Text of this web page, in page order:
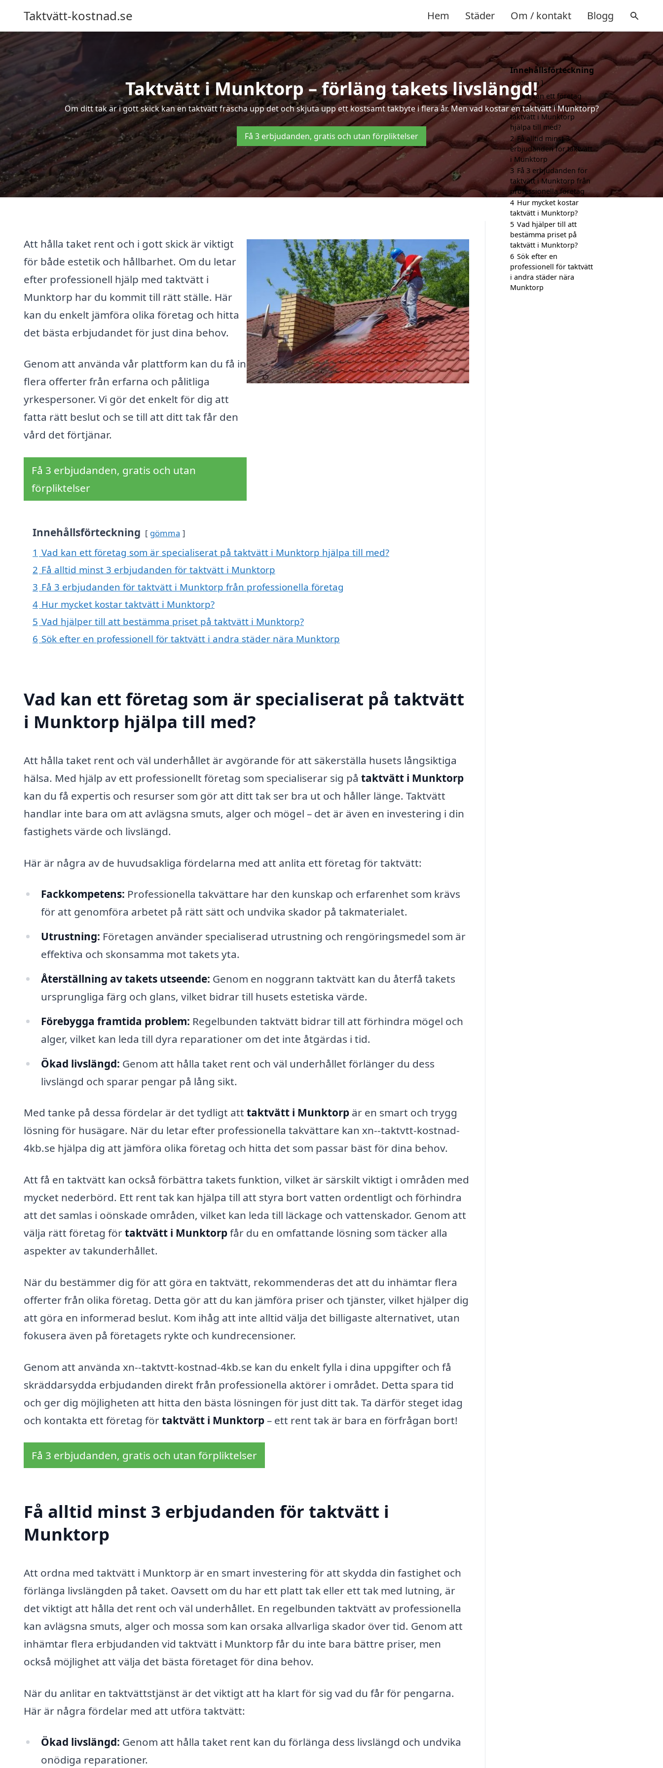
Taktvätt-kostnad.se Hem Städer Om / kontakt Blogg
Taktvätt i Munktorp – förläng takets livslängd!
Om ditt tak är i gott skick kan en taktvätt fräscha upp det och skjuta upp ett kostsamt takbyte i flera år. Men vad kostar en taktvätt i Munktorp?
Få 3 erbjudanden, gratis och utan förpliktelser
Att hålla taket rent och i gott skick är viktigt
för både estetik och hållbarhet. Om du letar
efter professionell hjälp med taktvätt i
Munktorp har du kommit till rätt ställe. Här
kan du enkelt jämföra olika företag och hitta
det bästa erbjudandet för just dina behov.
Genom att använda vår plattform kan du få in
flera offerter från erfarna och pålitliga
yrkespersoner. Vi gör det enkelt för dig att
fatta rätt beslut och se till att ditt tak får den
vård det förtjänar.
Få 3 erbjudanden, gratis och utan
förpliktelser
Innehållsförteckning gömma
1 Vad kan ett företag som är specialiserat på taktvätt i Munktorp hjälpa till med?
2 Få alltid minst 3 erbjudanden för taktvätt i Munktorp
3 Få 3 erbjudanden för taktvätt i Munktorp från professionella företag
4 Hur mycket kostar taktvätt i Munktorp?
5 Vad hjälper till att bestämma priset på taktvätt i Munktorp?
6 Sök efter en professionell för taktvätt i andra städer nära Munktorp
Vad kan ett företag som är specialiserat på taktvätt
i Munktorp hjälpa till med?
Att hålla taket rent och väl underhållet är avgörande för att säkerställa husets långsiktiga
hälsa. Med hjälp av ett professionellt företag som specialiserar sig på taktvätt i Munktorp
kan du få expertis och resurser som gör att ditt tak ser bra ut och håller länge. Taktvätt
handlar inte bara om att avlägsna smuts, alger och mögel – det är även en investering i din
fastighets värde och livslängd.
Här är några av de huvudsakliga fördelarna med att anlita ett företag för taktvätt:
Fackkompetens: Professionella takvättare har den kunskap och erfarenhet som krävs
för att genomföra arbetet på rätt sätt och undvika skador på takmaterialet.
Utrustning: Företagen använder specialiserad utrustning och rengöringsmedel som är
effektiva och skonsamma mot takets yta.
Återställning av takets utseende: Genom en noggrann taktvätt kan du återfå takets
ursprungliga färg och glans, vilket bidrar till husets estetiska värde.
Förebygga framtida problem: Regelbunden taktvätt bidrar till att förhindra mögel och
alger, vilket kan leda till dyra reparationer om det inte åtgärdas i tid.
Ökad livslängd: Genom att hålla taket rent och väl underhållet förlänger du dess
livslängd och sparar pengar på lång sikt.
Med tanke på dessa fördelar är det tydligt att taktvätt i Munktorp är en smart och trygg
lösning för husägare. När du letar efter professionella takvättare kan xn--taktvtt-kostnad-
4kb.se hjälpa dig att jämföra olika företag och hitta det som passar bäst för dina behov.
Att få en taktvätt kan också förbättra takets funktion, vilket är särskilt viktigt i områden med
mycket nederbörd. Ett rent tak kan hjälpa till att styra bort vatten ordentligt och förhindra
att det samlas i oönskade områden, vilket kan leda till läckage och vattenskador. Genom att
välja rätt företag förtaktvätt i Munktorpfår du en omfattande lösning som täcker alla
aspekter av takunderhållet.
När du bestämmer dig för att göra en taktvätt, rekommenderas det att du inhämtar flera
offerter från olika företag. Detta gör att du kan jämföra priser och tjänster, vilket hjälper dig
att göra en informerad beslut. Kom ihåg att inte alltid välja det billigaste alternativet, utan
fokusera även på företagets rykte och kundrecensioner.
Genom att använda xn--taktvtt-kostnad-4kb.se kan du enkelt fylla i dina uppgifter och få
skräddarsydda erbjudanden direkt från professionella aktörer i området. Detta spara tid
och ger dig möjligheten att hitta den bästa lösningen för just ditt tak. Ta därför steget idag
och kontakta ett företag förtaktvätt i Munktorp– ett rent tak är bara en förfrågan bort!
Få 3 erbjudanden, gratis och utan förpliktelser
Få alltid minst 3 erbjudanden för taktvätt i
Munktorp
Att ordna med taktvätt i Munktorp är en smart investering för att skydda din fastighet och
förlänga livslängden på taket. Oavsett om du har ett platt tak eller ett tak med lutning, är
det viktigt att hålla det rent och väl underhållet. En regelbunden taktvätt av professionella
kan avlägsna smuts, alger och mossa som kan orsaka allvarliga skador över tid. Genom att
inhämtar flera erbjudanden vid taktvätt i Munktorp får du inte bara bättre priser, men
också möjlighet att välja det bästa företaget för dina behov.
När du anlitar en taktvättstjänst är det viktigt att ha klart för sig vad du får för pengarna.
Här är några fördelar med att utföra taktvätt:
Ökad livslängd: Genom att hålla taket rent kan du förlänga dess livslängd och undvika
onödiga reparationer.
Innehållsförteckning
gömma
1 Vad kan ett företag
som är specialiserat på
taktvätt i Munktorp
hjälpa till med?
2 Få alltid minst 3
erbjudanden för taktvätt
i Munktorp
3 Få 3 erbjudanden för
taktvätt i Munktorp från
professionella företag
4 Hur mycket kostar
taktvätt i Munktorp?
5 Vad hjälper till att
bestämma priset på
taktvätt i Munktorp?
6 Sök efter en
professionell för taktvätt
i andra städer nära
Munktorp